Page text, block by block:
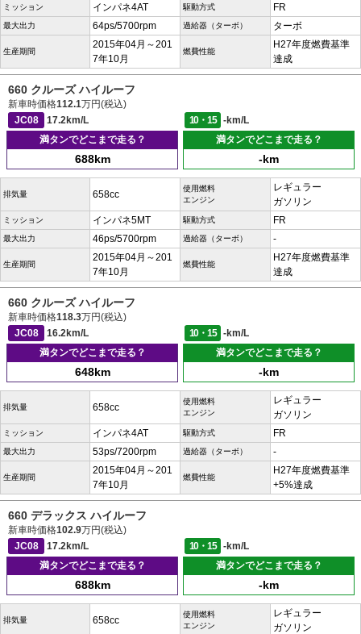
ミッション インパネ4AT 駆動方式 FR
最大出力 64ps/5700rpm 過給器（ターボ） ターボ
生産期間
2015年04月～201
7年10月
燃費性能
H27年度燃費基準
達成
660 クルーズ ハイルーフ
新車時価格112.1万円(税込)
JC08
17.2km/L 10・15
-km/L
満タンでどこまで走る？
688km
満タンでどこまで走る？
-km
排気量 658cc
使用燃料
エンジン
レギュラー
ガソリン
ミッション インパネ5MT 駆動方式 FR
最大出力 46ps/5700rpm 過給器（ターボ） -
生産期間
2015年04月～201
7年10月
燃費性能
H27年度燃費基準
達成
660 クルーズ ハイルーフ
新車時価格118.3万円(税込)
JC08
16.2km/L 10・15
-km/L
満タンでどこまで走る？
648km
満タンでどこまで走る？
-km
排気量 658cc
使用燃料
エンジン
レギュラー
ガソリン
ミッション インパネ4AT 駆動方式 FR
最大出力 53ps/7200rpm 過給器（ターボ） -
生産期間
2015年04月～201
7年10月
燃費性能
H27年度燃費基準
+5%達成
660 デラックス ハイルーフ
新車時価格102.9万円(税込)
JC08
17.2km/L 10・15
-km/L
満タンでどこまで走る？
688km
満タンでどこまで走る？
-km
排気量 658cc
使用燃料
エンジン
レギュラー
ガソリン